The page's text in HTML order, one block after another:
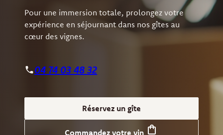
Pour une immersion totale, prolongez votre
expérience en séjournant dans nos gîtes au
cœur des vignes.
04 74 03 48 32
Réservez un gîte
Commandez votre vin